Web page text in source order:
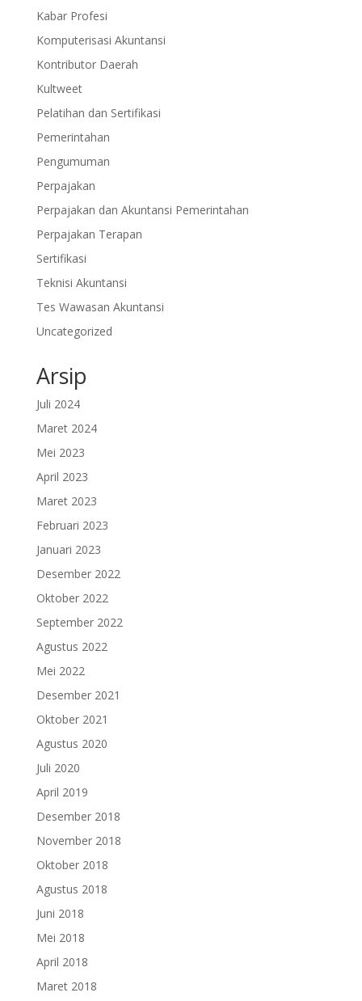
Kabar Profesi
Komputerisasi Akuntansi
Kontributor Daerah
Kultweet
Pelatihan dan Sertifikasi
Pemerintahan
Pengumuman
Perpajakan
Perpajakan dan Akuntansi Pemerintahan
Perpajakan Terapan
Sertifikasi
Teknisi Akuntansi
Tes Wawasan Akuntansi
Uncategorized
Arsip
Juli 2024
Maret 2024
Mei 2023
April 2023
Maret 2023
Februari 2023
Januari 2023
Desember 2022
Oktober 2022
September 2022
Agustus 2022
Mei 2022
Desember 2021
Oktober 2021
Agustus 2020
Juli 2020
April 2019
Desember 2018
November 2018
Oktober 2018
Agustus 2018
Juni 2018
Mei 2018
April 2018
Maret 2018